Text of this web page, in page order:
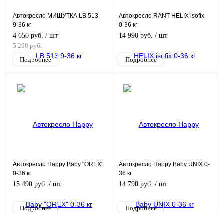
Автокресло МИШУТКА LB 513
9-36 кг
4 650 руб. / шт
5 200 руб.
Подробнее
Автокресло RANT HELIX isofix
0-36 кг
14 990 руб. / шт
Подробнее
Автокресло Happy Baby "OREX"
0-36 кг
15 490 руб. / шт
Подробнее
Автокресло Happy Baby UNIX 0-
36 кг
14 790 руб. / шт
Подробнее